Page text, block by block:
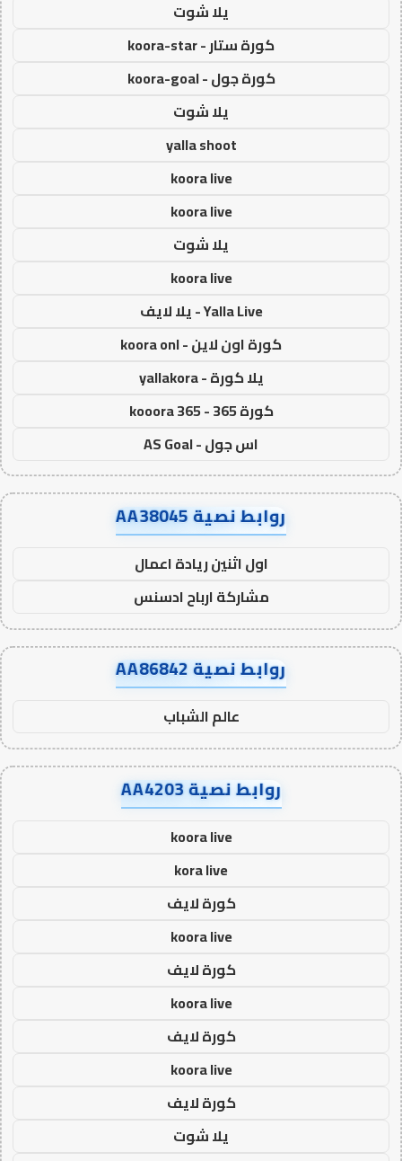
يلا شوت
كورة ستار - koora-star
كورة جول - koora-goal
يلا شوت
yalla shoot
koora live
koora live
يلا شوت
koora live
Yalla Live - يلا لايف
كورة اون لاين - koora onl
يلا كورة - yallakora
كورة 365 - kooora 365
اس جول - AS Goal
روابط نصية AA38045
اول اثنين ريادة اعمال
مشاركة ارباح ادسنس
روابط نصية AA86842
عالم الشباب
روابط نصية AA4203
koora live
kora live
كورة لايف
koora live
كورة لايف
koora live
كورة لايف
koora live
كورة لايف
يلا شوت